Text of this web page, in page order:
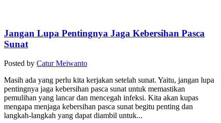
Jangan Lupa Pentingnya Jaga Kebersihan Pasca
Sunat
Posted by Catur Meiwanto
Masih ada yang perlu kita kerjakan setelah sunat. Yaitu, jangan lupa
pentingnya jaga kebersihan pasca sunat untuk memastikan
pemulihan yang lancar dan mencegah infeksi. Kita akan kupas
mengapa menjaga kebersihan pasca sunat begitu penting dan
langkah-langkah yang dapat diambil untuk...